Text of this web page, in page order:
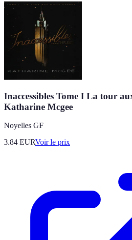
Inaccessibles Tome I La tour
Katharine Mcgee
Noyelles GF
3.84 EURVoir le prix